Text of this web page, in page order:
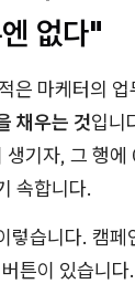
없다"
은 마케터의 업
채우는 것입니
기자, 그 행에
속합니다.
렇습니다. 캠페
튼이 있습니다